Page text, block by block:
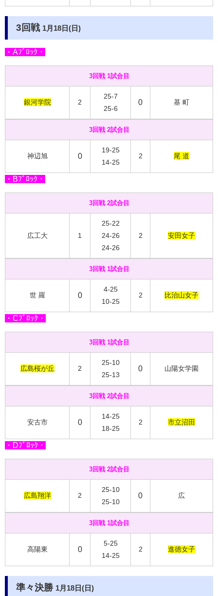
3回戦 1月18日(日)
・Aﾌﾞﾛｯｸ・
3回戦 1試合目
銀河学院 2
25-7
25-6
0 基 町
3回戦 2試合目
神辺旭 0
19-25
14-25
2 尾 道
・Bﾌﾞﾛｯｸ・
3回戦 2試合目
広工大 1
25-22
24-26
24-26
2 安田女子
3回戦 1試合目
世 羅 0
4-25
10-25
2 比治山女子
・Cﾌﾞﾛｯｸ・
3回戦 1試合目
広島桜が丘 2
25-10
25-13
0 山陽女学園
3回戦 2試合目
安古市 0
14-25
18-25
2 市立沼田
・Dﾌﾞﾛｯｸ・
3回戦 2試合目
広島翔洋 2
25-10
25-10
0 広
3回戦 1試合目
高陽東 0
5-25
14-25
2 進徳女子
準々決勝 1月18日(日)